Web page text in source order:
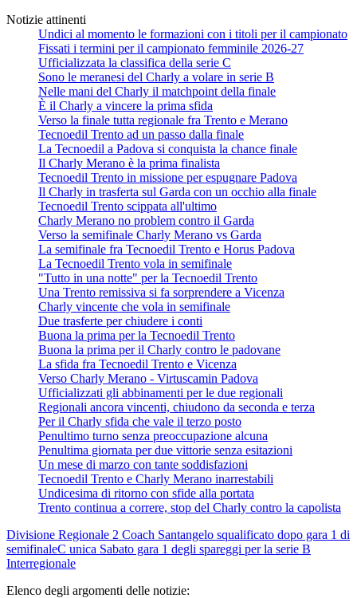
Notizie attinenti
Undici al momento le formazioni con i titoli per il campionato
Fissati i termini per il campionato femminile 2026-27
Ufficializzata la classifica della serie C
Sono le meranesi del Charly a volare in serie B
Nelle mani del Charly il matchpoint della finale
È il Charly a vincere la prima sfida
Verso la finale tutta regionale fra Trento e Merano
Tecnoedil Trento ad un passo dalla finale
La Tecnoedil a Padova si conquista la chance finale
Il Charly Merano è la prima finalista
Tecnoedil Trento in missione per espugnare Padova
Il Charly in trasferta sul Garda con un occhio alla finale
Tecnoedil Trento scippata all'ultimo
Charly Merano no problem contro il Garda
Verso la semifinale Charly Merano vs Garda
La semifinale fra Tecnoedil Trento e Horus Padova
La Tecnoedil Trento vola in semifinale
"Tutto in una notte" per la Tecnoedil Trento
Una Trento remissiva si fa sorprendere a Vicenza
Charly vincente che vola in semifinale
Due trasferte per chiudere i conti
Buona la prima per la Tecnoedil Trento
Buona la prima per il Charly contro le padovane
La sfida fra Tecnoedil Trento e Vicenza
Verso Charly Merano - Virtuscamin Padova
Ufficializzati gli abbinamenti per le due regionali
Regionali ancora vincenti, chiudono da seconda e terza
Per il Charly sfida che vale il terzo posto
Penultimo turno senza preoccupazione alcuna
Penultima giornata per due vittorie senza esitazioni
Un mese di marzo con tante soddisfazioni
Tecnoedil Trento e Charly Merano inarrestabili
Undicesima di ritorno con sfide alla portata
Trento continua a correre, stop del Charly contro la capolista
Divisione Regionale 2 Coach Santangelo squalificato dopo gara 1 di
semifinaleC unica Sabato gara 1 degli spareggi per la serie B
Interregionale
Elenco degli argomenti delle notizie: